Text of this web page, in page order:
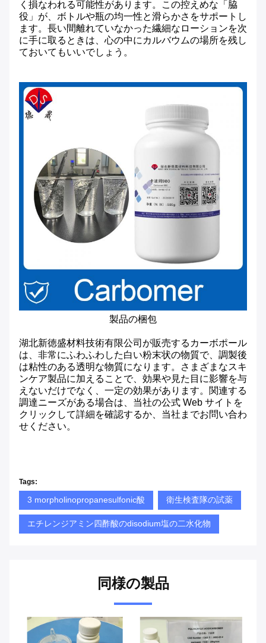
く損なわれる可能性があります。この控えめな「脇
役」が、ボトルや瓶の均一性と滑らかさをサポートし
ます。長い間離れていなかった繊細なローションを次
に手に取るときは、心の中にカルバウムの場所を残し
ておいてもいいでしょう。
製品の梱包
湖北新徳盛材料技術有限公司が販売するカーボポール
は、非常にふわふわした白い粉末状の物質で、調製後
は粘性のある透明な物質になります。さまざまなスキ
ンケア製品に加えることで、効果や見た目に影響を与
えないだけでなく、一定の効果があります。関連する
調達ニーズがある場合は、当社の公式 Web サイトを
クリックして詳細を確認するか、当社までお問い合わ
せください。
Tags:
3 morpholinopropanesulfonic酸 衛生検査隊の試薬
エチレンジアミン四酢酸のdisodium塩の二水化物
同様の製品